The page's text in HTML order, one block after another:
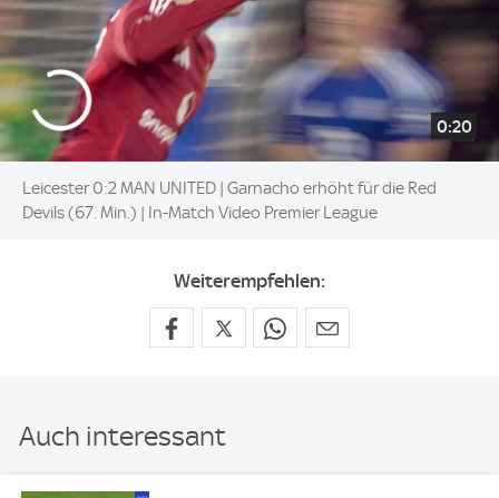
0:20
Leicester 0:2 MAN UNITED | Garnacho erhöht für die Red
Devils (67. Min.) | In-Match Video Premier League
Weiterempfehlen:
Auch interessant